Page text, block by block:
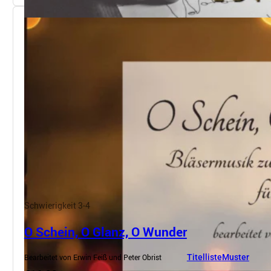
Schwierigkeit 3-4
O Schein, O Glanz, O Wunder
Bearbeitet von Erwin Feiß und Peter Obrist TitellisteMuster